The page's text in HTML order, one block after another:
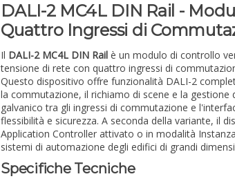
DALI-2 MC4L DIN Rail -
Quattro Ingressi di
Il DALI-2 MC4L DIN Rail è un modulo di controllo
tensione di rete con quattro ingressi di
Questo dispositivo offre funzionalità DALI-2
la commutazione, il richiamo di scene e la gestione
galvanico tra gli ingressi di commutazione e
flessibilità e sicurezza. A seconda della variante, il
Application Controller attivato o in modalità
sistemi di automazione degli edifici di grandi
Specifiche Tecniche